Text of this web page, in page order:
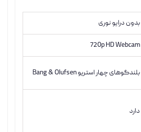
بدون درایو نوری
720p HD Webcam
بلندگوهای چهار استریو Bang & Olufsen
دارد